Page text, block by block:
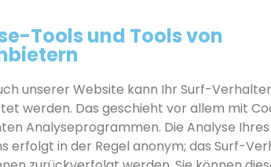
Tools und Tools von
unserer Website kann Ihr Surf-
werden. Das geschieht vor allem mit
Analyseprogrammen. Die Analyse
erfolgt in der Regel anonym; das Surf-